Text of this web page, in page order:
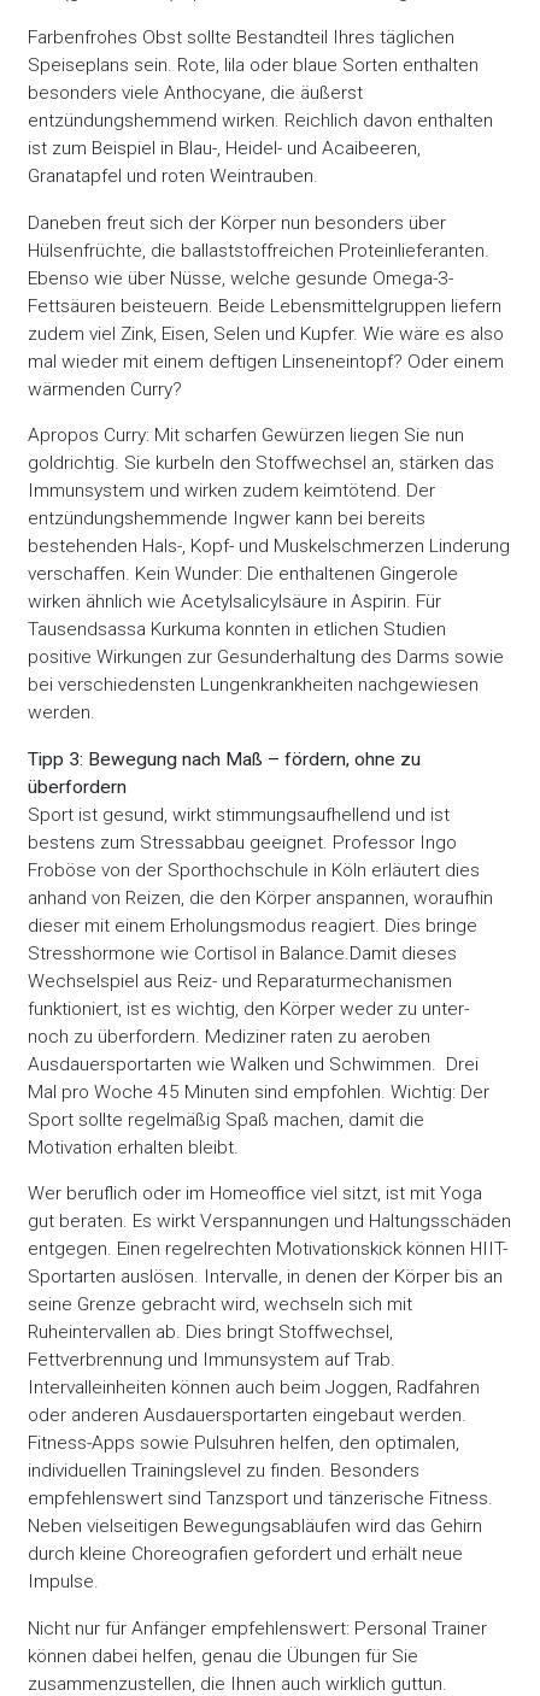
Farbenfrohes Obst sollte Bestandteil Ihres täglichen
Speiseplans sein. Rote, lila oder blaue Sorten enthalten
besonders viele Anthocyane, die äußerst
entzündungshemmend wirken. Reichlich davon enthalten
ist zum Beispiel in Blau-, Heidel- und Acaibeeren,
Granatapfel und roten Weintrauben.
Daneben freut sich der Körper nun besonders über
Hülsenfrüchte, die ballaststoffreichen Proteinlieferanten.
Ebenso wie über Nüsse, welche gesunde Omega-3-
Fettsäuren beisteuern. Beide Lebensmittelgruppen liefern
zudem viel Zink, Eisen, Selen und Kupfer. Wie wäre es also
mal wieder mit einem deftigen Linseneintopf? Oder einem
wärmenden Curry?
Apropos Curry: Mit scharfen Gewürzen liegen Sie nun
goldrichtig. Sie kurbeln den Stoffwechsel an, stärken das
Immunsystem und wirken zudem keimtötend. Der
entzündungshemmende Ingwer kann bei bereits
bestehenden Hals-, Kopf- und Muskelschmerzen Linderung
verschaffen. Kein Wunder: Die enthaltenen Gingerole
wirken ähnlich wie Acetylsalicylsäure in Aspirin. Für
Tausendsassa Kurkuma konnten in etlichen Studien
positive Wirkungen zur Gesunderhaltung des Darms sowie
bei verschiedensten Lungenkrankheiten nachgewiesen
werden.
Tipp 3: Bewegung nach Maß – fördern, ohne zu
überfordern
Sport ist gesund, wirkt stimmungsaufhellend und ist
bestens zum Stressabbau geeignet. Professor Ingo
Froböse von der Sporthochschule in Köln erläutert dies
anhand von Reizen, die den Körper anspannen, woraufhin
dieser mit einem Erholungsmodus reagiert. Dies bringe
Stresshormone wie Cortisol in Balance.Damit dieses
Wechselspiel aus Reiz- und Reparaturmechanismen
funktioniert, ist es wichtig, den Körper weder zu unter-
noch zu überfordern. Mediziner raten zu aeroben
Ausdauersportarten wie Walken und Schwimmen. Drei
Mal pro Woche 45 Minuten sind empfohlen. Wichtig: Der
Sport sollte regelmäßig Spaß machen, damit die
Motivation erhalten bleibt.
Wer beruflich oder im Homeoffice viel sitzt, ist mit Yoga
gut beraten. Es wirkt Verspannungen und Haltungsschäden
entgegen. Einen regelrechten Motivationskick können HIIT-
Sportarten auslösen. Intervalle, in denen der Körper bis an
seine Grenze gebracht wird, wechseln sich mit
Ruheintervallen ab. Dies bringt Stoffwechsel,
Fettverbrennung und Immunsystem auf Trab.
Intervalleinheiten können auch beim Joggen, Radfahren
oder anderen Ausdauersportarten eingebaut werden.
Fitness-Apps sowie Pulsuhren helfen, den optimalen,
individuellen Trainingslevel zu finden. Besonders
empfehlenswert sind Tanzsport und tänzerische Fitness.
Neben vielseitigen Bewegungsabläufen wird das Gehirn
durch kleine Choreografien gefordert und erhält neue
Impulse.
Nicht nur für Anfänger empfehlenswert: Personal Trainer
können dabei helfen, genau die Übungen für Sie
zusammenzustellen, die Ihnen auch wirklich guttun.